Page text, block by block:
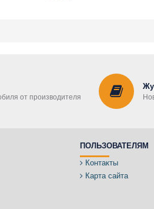
от производителя
ПОЛЬЗОВАТЕЛЯМ
Контакты
Карта сайта